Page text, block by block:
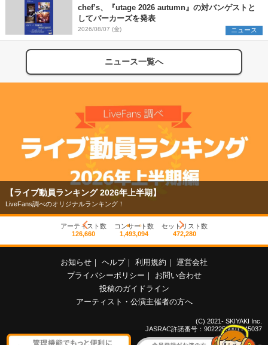
chef’s、『utage 2026 autumn』の対バンゲストと
してパーカーズを発表
2026/08/07 (金) ニュース
ニュース一覧へ
【ライブ動員ランキング 2026年上半期】
LiveFans調べのオリジナルランキング！
アーティスト数
126,660
コンサート数
1,493,094
セットリスト数
472,280
お知らせ ヘルプ 利用規約
運営会社
プライバシーポリシー
お問い合わせ
投稿のガイドライン
アーティスト・公演主催者の方へ
(C) 2021- SKIYAKI Inc.
JASRAC許諾番号：9022255001Y45037